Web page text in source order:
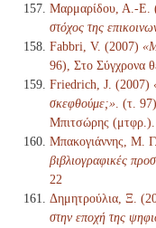
Μαρμαρίδου, Α.-Ε.
στόχος της
Fabbri, V. (2007)
96), Στο Σύγχρονα
Friedrich, J. (2007)
σκεφθούμε;» . (τ.
Μπιτσώρης (μτφρ.).
Μπακογιάννης, Μ.
βιβλιογραφικές
22
Δημητρούλια, Ξ.
στην εποχή της